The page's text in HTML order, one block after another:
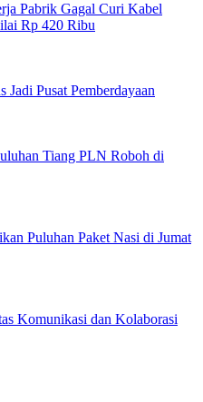
Pabrik Gagal Curi Kabel
Rp 420 Ribu
Jadi Pusat Pemberdayaan
Tiang PLN Roboh di
Puluhan Paket Nasi di Jumat
Komunikasi dan Kolaborasi